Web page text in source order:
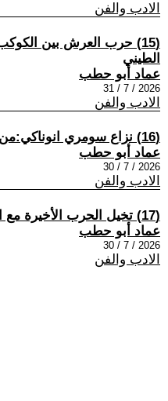
الادب والفن
(15) حرب العرش بين
الطيني
عماد أبو حطب
2026 / 7 / 31
الادب والفن
(16) نزاع سومري انوناكي:من أكثر حكمة
عماد أبو حطب
2026 / 7 / 30
الادب والفن
(17) تخيل الحرب الأخيرة مع الأنوناكي
عماد أبو حطب
2026 / 7 / 30
الادب والفن